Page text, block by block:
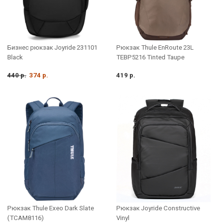
Бизнес рюкзак Joyride 231101
Black
440 р. 374 р.
Рюкзак Thule EnRoute 23L
TEBP5216 Tinted Taupe
419 р.
Рюкзак Thule Exeo Dark Slate
(TCAM8116)
Рюкзак Joyride Constructive
Vinyl